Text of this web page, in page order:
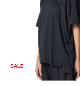
SALE